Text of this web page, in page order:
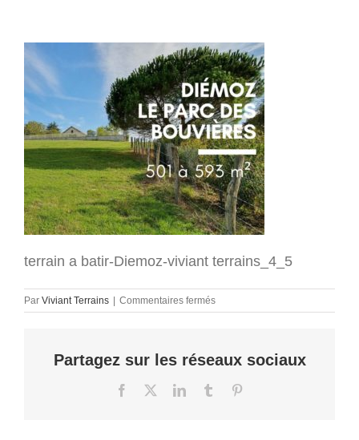
terrain a batir-Diemoz-viviant terrains_4_5
Par Viviant Terrains Commentaires ferméssur
terrain
Diemoz-
terrains_4_5
Partagez sur les réseaux sociaux
Facebook LinkedInTumblr